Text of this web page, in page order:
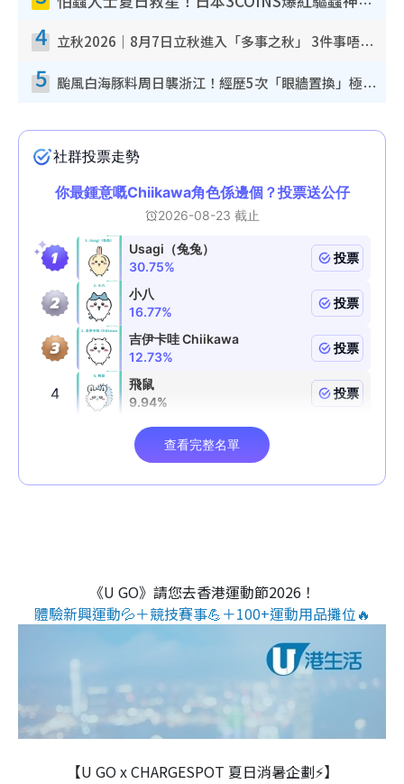
4 立秋2026｜8月7日立秋進入「多事之秋」 3件事唔做得！專家教6招開運 清枱頭／銀包納氣接好運
5 颱風白海豚料周日襲浙江！經歷5次「眼牆置換」極罕見 成登陸內地最長途颱風
《U GO》請您去香港運動節2026！
體驗新興運動💦＋競技賽事💪＋100+運動用品攤位🔥
【U GO x CHARGESPOT 夏日消暑企劃⚡】